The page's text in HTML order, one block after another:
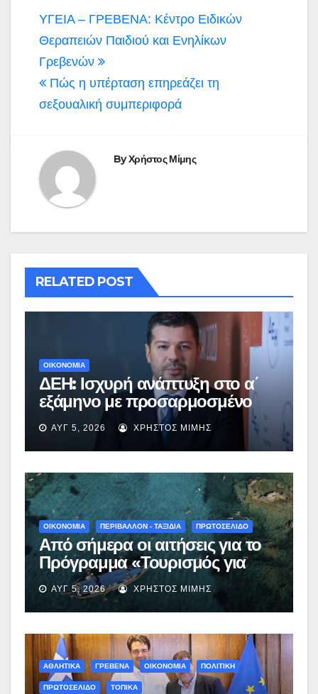
Πλοήγηση
άρθρων
ΥΓΕΙΑ – ΓΡΕΒΕΝΑ: Κέντρο Ειδικών
Θεραπειών Παιδιού και Ενηλίκων
Γρεβενών
Πώς η υπέρταση επηρεάζει τη
σεξουαλική συμπεριφορά
ByΧρήστος Μίμης
RELATED POST
ΟΙΚΟΝΟΜΙΑ
ΔΕΗ: Ισχυρή ανάπτυξη στο α΄
εξάμηνο με προσαρμοσμένο
EBITDA στα €1,2 δισ.
ΑΥΓ 5, 2026 ΧΡΉΣΤΟΣ ΜΊΜΗΣ
ΟΙΚΟΝΟΜΙΑ ΠΕΡΙΒΑΛΛΟΝ - ΤΑΞΙΔΙΑ ΠΡΩΤΟΣΕΛΙΔΟ
Από σήμερα οι αιτήσεις για το
Πρόγραμμα «Τουρισμός για
Όλους 2026-2027» – Πότε λήγει
η προσθεσμία
ΑΥΓ 5, 2026 ΧΡΉΣΤΟΣ ΜΊΜΗΣ
ΑΘΛΗΤΙΚΑ ΓΡΕΒΕΝΑ ΟΙΚΟΝΟΜΙΑ ΠΟΛΙΤΙΚΗ
ΠΡΩΤΟΣΕΛΙΔΟ ΤΟΠΙΚΑ